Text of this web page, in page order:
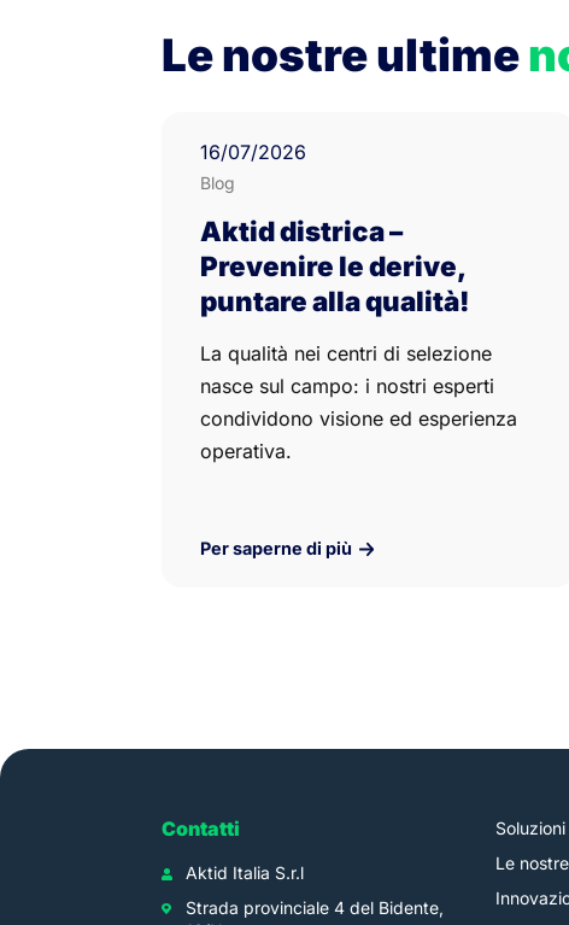
Le nostre ultime
16/07/2026
Blog
Aktid districa –
Prevenire le derive,
puntare alla qualità!
La qualità nei centri di selezione
nasce sul campo: i nostri esperti
condividono visione ed esperienza
operativa.
Per saperne di più
Contatti
Aktid Italia S.r.l
Strada provinciale 4 del Bidente,
Le